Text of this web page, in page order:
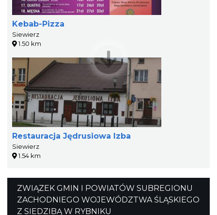
Kebab-Pizza
Siewierz
1.50 km
Restauracja Jędrusiowa Izba
Siewierz
1.54 km
ZWIĄZEK GMIN I POWIATÓW SUBREGIONU
ZACHODNIEGO WOJEWÓDZTWA ŚLĄSKIEGO
Z SIEDZIBĄ W RYBNIKU